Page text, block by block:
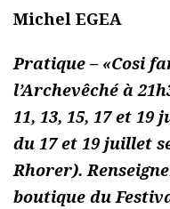
Michel EGEA
Pratique – «Cosi
l’Archevêché à
11, 13, 15, 17 et
du 17 et 19 juillet
Rhorer).
boutique du